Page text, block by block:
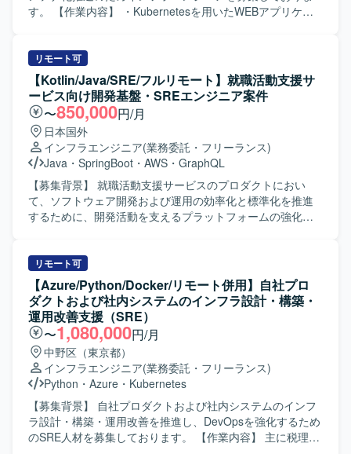
す。 【作業内容】 ・Kubernetesを用いたWEBアプリケー
ナ環境への移行計画の立案および実行を担当していただき
ます。 ・コンテナ化に伴う現在の運用フローと新規運用フ
ローの擦り合わせや調整を行い、運用しやすい環境へ整備
を推進していただきます。 【求める人物像】 ・社内エンジ
ニアや関係者と円滑にコミュニケーションを取りながら、
主体的に課題解決を進めていただける方を求めておりま
す。 ・クラウドやコンテナ技術の動向に関心を持ち、自ら
キャッチアップしていける方を歓迎いたします。 【ポジシ
ョンの魅力】 ・大規模ECシステムのクラウド・コンテナ基
盤の構築および移行に上流から関わることができ、インフ
ラアーキテクチャ設計や運用設計のスキルを高めていただ
【開発環境】 ・クラウド：Azure、AWS ・コンテナオーケ
ストレーション：Kubernetes ・構成管理／IaC：Terraform
等 ・CI/CD：コンテナ環境向けCI/CDパイプライン（詳細は
プロジェクト内ルールに準拠）
リモート可
【Kotlin/Java/SRE/フルリモート】就職活動支援サ
ービス向け開発基盤・SREエンジニア案件
〜850,000円/月
日本国外
インフラエンジニア(業務委託・フリーランス)
Java ・ SpringBoot ・ AWS ・ GraphQL
【募集背景】 就職活動支援サービスのプロダクトにおい
て、ソフトウェア開発および運用の効率化と標準化を推進
するために、開発活動を支えるプラットフォームの強化が
発ツールなどを含む開発基盤の構築と運用をご担当いただ
きます。具体的には、インフラ環境およびデリバリーの構
築・運用、サービスの運用・推進・監視、プロダクト全体
で利用する技術やツール、ソフトウェアの選定と導入、セ
キュリティやガイドラインの策定、AI開発ツールの検証・
導入などに携わっていただきます。 【求める人物像】 開発
基盤全体を俯瞰しながら、主体的に課題を捉えて改善提案
と実行ができる方を求めております。各種ツールや新技術
の導入に前向きで、関係者と連携しながらプロダクト全体
の生産性と信頼性向上に取り組んでいただける方が望まし
いです。 【ポジションの魅力】 サービス全体を支えるプラ
ットフォーム領域に深く関わることで、インフラからアプ
リモート可
【Azure/Python/Docker/リモート併用】自社プロ
ダクトおよび社内システムのインフラ設計・構築・
運用改善支援（SRE）
〜1,080,000円/月
中野区（東京都）
インフラエンジニア(業務委託・フリーランス)
Python ・ Azure ・ Kubernetes
【募集背景】 自社プロダクトおよび社内システムのインフ
ラ設計・構築・運用改善を推進し、DevOpsを強化するため
のSRE人材を募集しております。 【作業内容】 主に税理